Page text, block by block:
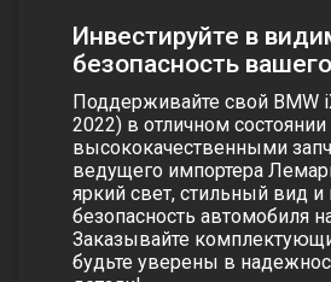
Инвестируйте в
безопасность
Поддерживайте свой BMW
2022) в отличном состоянии
высококачественными
ведущего импортера
яркий свет, стильный вид
безопасность автомобиля
Заказывайте
будьте уверены в